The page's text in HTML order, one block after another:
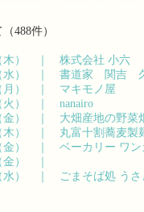
件）
木） ｜ 株式会社 小六
水） ｜ 書道家 関吉
月） ｜ マキモノ屋
火） ｜ nanairo
金） ｜ 大畑産地の野菜
木） ｜ 丸富十割蕎麦製
金） ｜ ベーカリー ワン
金） ｜
水） ｜
ごまそば処 うさ